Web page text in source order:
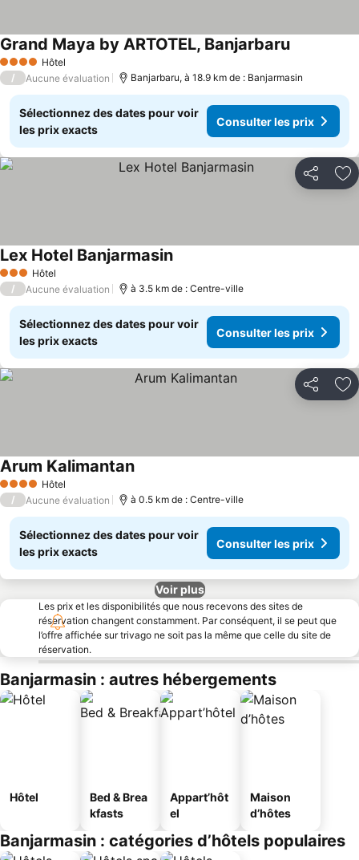
4 Étoiles Hôtel
Grand Maya by ARTOTEL, BanjarbaruConsulter
/ Aucune évaluation Banjarbaru, à 18.9 km de : Banjarmasin
Sélectionnez des dates pour voir
les prix exacts
Consulter les prix
Partager
3 ÉtoilesHôtel
Lex Hotel BanjarmasinConsulter les prix
/ Aucune évaluation à 3.5 km de : Centre-ville
Sélectionnez des dates pour voir
les prix exacts
Consulter les prix
Partager
4 Étoiles Hôtel
Arum KalimantanConsulter les prix
/ Aucune évaluation à 0.5 km de : Centre-ville
Sélectionnez des dates pour voir
les prix exacts
Consulter les prix
Voir plus
Les prix et les disponibilités que nous recevons des sites de
réservation changent constamment. Par conséquent, il se peut que
l’offre affichée sur trivago ne soit pas la même que celle du site de
réservation.
Banjarmasin : autres hébergements
Hôtel
Bed & Brea
kfasts
Appart’hôt
el
Maison
d’hôtes
Banjarmasin : catégories d’hôtels populaires